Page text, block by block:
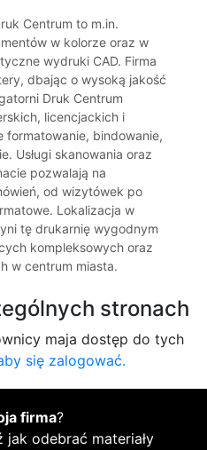
Centrum to m.in.
w kolorze oraz w
wydruki CAD. Firma
dbając o wysoką jakość
Druk Centrum
licencjackich i
bindowanie,
Usługi skanowania oraz
pozwalają na
od wizytówek po
Lokalizacja w
tę drukarnię wygodnym
kompleksowych oraz
w centrum miasta.
stronach
maja dostęp do tych
się zalogować.
firma?
jak odebrać materiały